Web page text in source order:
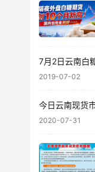
7月2日云南白
2019-07-02
今日云南现货
2020-07-31